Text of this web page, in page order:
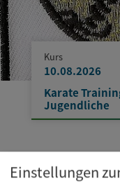
Kurs
10.08.2026
Karate
Jugendliche
Einstellungen